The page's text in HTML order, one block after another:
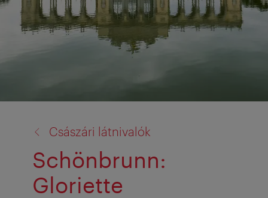
Császári látnivalók
Schönbrunn:
Gloriette